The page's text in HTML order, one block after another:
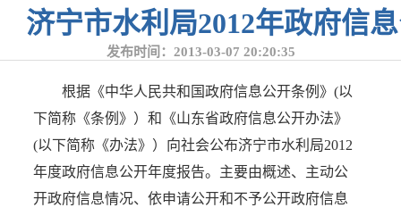
济宁市水利局2012年政府信
发布时间：2013-03-07 20:20:35
根据《中华人民共和国政府信息公开条例》(以
下简称《条例》）和《山东省政府信息公开办法》
(以下简称《办法》）向社会公布济宁市水利局2012
年度政府信息公开年度报告。主要由概述、主动公
开政府信息情况、依申请公开和不予公开政府信息